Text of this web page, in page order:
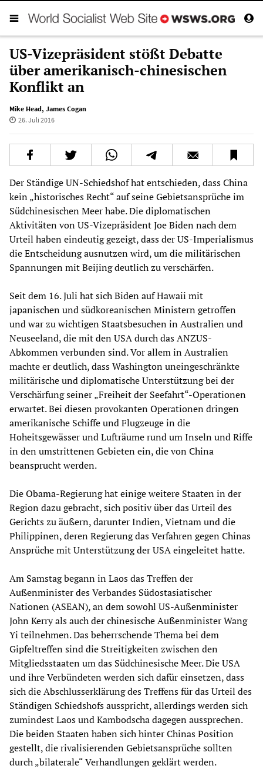
US-Vizepräsident stößt Debatte
über amerikanisch-chinesischen
Konflikt an
Mike Head, James Cogan
26. Juli 2016
Der Ständige UN-Schiedshof hat entschieden, dass China
kein „historisches Recht“ auf seine Gebietsansprüche im
Südchinesischen Meer habe. Die diplomatischen
Aktivitäten von US-Vizepräsident Joe Biden nach dem
Urteil haben eindeutig gezeigt, dass der US-Imperialismus
die Entscheidung ausnutzen wird, um die militärischen
Spannungen mit Beijing deutlich zu verschärfen.
Seit dem 16. Juli hat sich Biden auf Hawaii mit
japanischen und südkoreanischen Ministern getroffen
und war zu wichtigen Staatsbesuchen in Australien und
Neuseeland, die mit den USA durch das ANZUS-
Abkommen verbunden sind. Vor allem in Australien
machte er deutlich, dass Washington uneingeschränkte
militärische und diplomatische Unterstützung bei der
Verschärfung seiner „Freiheit der Seefahrt“-Operationen
erwartet. Bei diesen provokanten Operationen dringen
amerikanische Schiffe und Flugzeuge in die
Hoheitsgewässer und Lufträume rund um Inseln und Riffe
in den umstrittenen Gebieten ein, die von China
beansprucht werden.
Die Obama-Regierung hat einige weitere Staaten in der
Region dazu gebracht, sich positiv über das Urteil des
Gerichts zu äußern, darunter Indien, Vietnam und die
Philippinen, deren Regierung das Verfahren gegen Chinas
Ansprüche mit Unterstützung der USA eingeleitet hatte.
Am Samstag begann in Laos das Treffen der
Außenminister des Verbandes Südostasiatischer
Nationen (ASEAN), an dem sowohl US-Außenminister
John Kerry als auch der chinesische Außenminister Wang
Yi teilnehmen. Das beherrschende Thema bei dem
Gipfeltreffen sind die Streitigkeiten zwischen den
Mitgliedsstaaten um das Südchinesische Meer. Die USA
und ihre Verbündeten werden sich dafür einsetzen, dass
sich die Abschlusserklärung des Treffens für das Urteil des
Ständigen Schiedshofs ausspricht, allerdings werden sich
zumindest Laos und Kambodscha dagegen aussprechen.
Die beiden Staaten haben sich hinter Chinas Position
gestellt, die rivalisierenden Gebietsansprüche sollten
durch „bilaterale“ Verhandlungen geklärt werden.